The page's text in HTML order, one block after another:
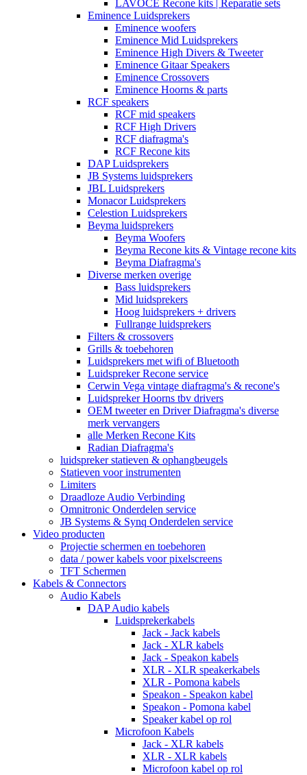
LAVOCE Recone kits | Reparatie sets
Eminence Luidsprekers
Eminence woofers
Eminence Mid Luidsprekers
Eminence High Divers & Tweeter
Eminence Gitaar Speakers
Eminence Crossovers
Eminence Hoorns & parts
RCF speakers
RCF mid speakers
RCF High Drivers
RCF diafragma's
RCF Recone kits
DAP Luidsprekers
JB Systems luidsprekers
JBL Luidsprekers
Monacor Luidsprekers
Celestion Luidsprekers
Beyma luidsprekers
Beyma Woofers
Beyma Recone kits & Vintage recone kits
Beyma Diafragma's
Diverse merken overige
Bass luidsprekers
Mid luidsprekers
Hoog luidsprekers + drivers
Fullrange luidsprekers
Filters & crossovers
Grills & toebehoren
Luidsprekers met wifi of Bluetooth
Luidspreker Recone service
Cerwin Vega vintage diafragma's & recone's
Luidspreker Hoorns tbv drivers
OEM tweeter en Driver Diafragma's diverse
merk vervangers
alle Merken Recone Kits
Radian Diafragma's
luidspreker statieven & ophangbeugels
Statieven voor instrumenten
Limiters
Draadloze Audio Verbinding
Omnitronic Onderdelen service
JB Systems & Synq Onderdelen service
Video producten
Projectie schermen en toebehoren
data / power kabels voor pixelscreens
TFT Schermen
Kabels & Connectors
Audio Kabels
DAP Audio kabels
Luidsprekerkabels
Jack - Jack kabels
Jack - XLR kabels
Jack - Speakon kabels
XLR - XLR speakerkabels
XLR - Pomona kabels
Speakon - Speakon kabel
Speakon - Pomona kabel
Speaker kabel op rol
Microfoon Kabels
Jack - XLR kabels
XLR - XLR kabels
Microfoon kabel op rol